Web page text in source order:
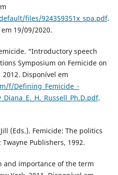
files/924359351x_spa.pdf.
em 19/09/2020.
“Introductory speech
Symposium on Femicide on
2012. Disponível em
f/Defining_Femicide_-
.
Jill (Eds.). Femicide: The politics
Publishers, 1992.
and importance of the term